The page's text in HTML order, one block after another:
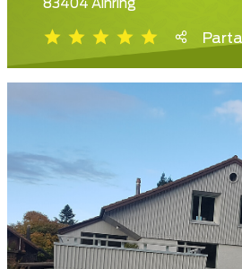
83404 Ainring